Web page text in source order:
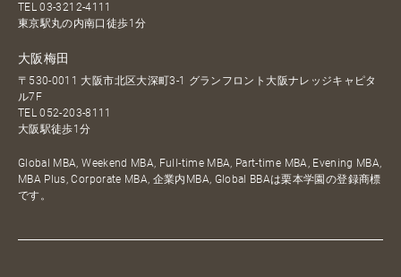
TEL03-3212-4111
東京駅丸の内南口徒歩1分
大阪梅田
〒530-0011 大阪市北区大深町3-1 グランフロント大阪ナレッジキャピタ
ル7F
TEL052-203-8111
大阪駅徒歩1分
Global MBA, Weekend MBA, Full-time MBA, Part-time MBA, Evening MBA,
MBA Plus, Corporate MBA, 企業内MBA, Global BBAは栗本学園の登録商標
です。